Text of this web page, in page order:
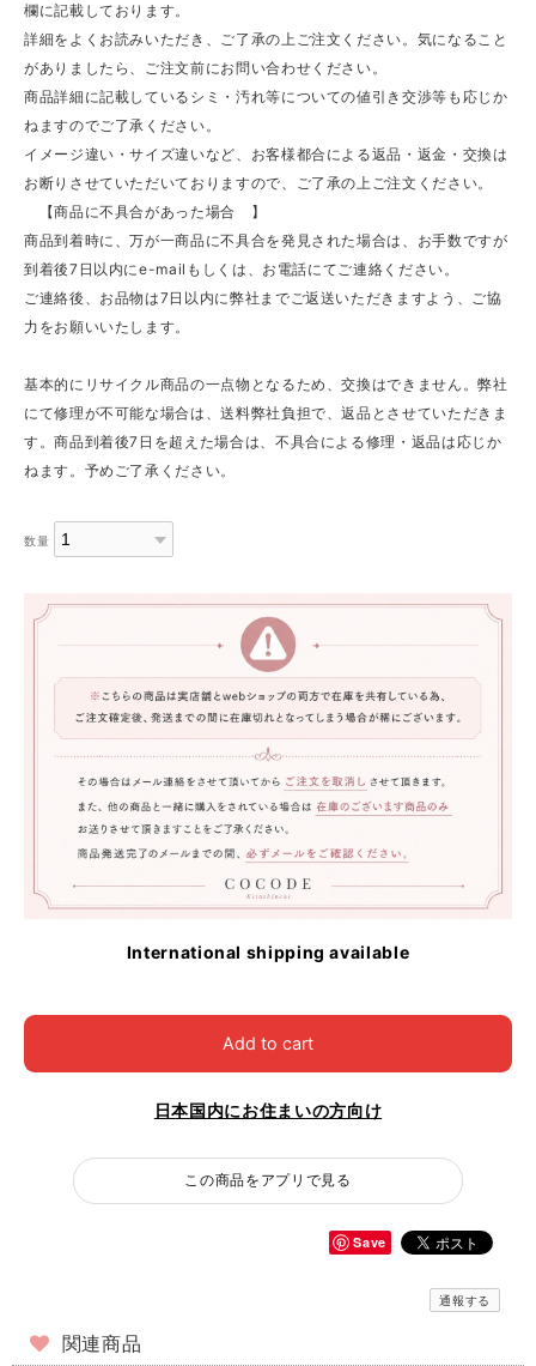
欄に記載しております。
詳細をよくお読みいただき、ご了承の上ご注文ください。気になること
がありましたら、ご注文前にお問い合わせください。
商品詳細に記載しているシミ・汚れ等についての値引き交渉等も応じか
ねますのでご了承ください。
イメージ違い・サイズ違いなど、お客様都合による返品・返金・交換は
お断りさせていただいておりますので、ご了承の上ご注文ください。
【商品に不具合があった場合 】
商品到着時に、万が一商品に不具合を発見された場合は、お手数ですが
到着後7日以内にe-mailもしくは、お電話にてご連絡ください。
ご連絡後、お品物は7日以内に弊社までご返送いただきますよう、ご協
力をお願いいたします。
基本的にリサイクル商品の一点物となるため、交換はできません。弊社
にて修理が不可能な場合は、送料弊社負担で、返品とさせていただきま
す。商品到着後7日を超えた場合は、不具合による修理・返品は応じか
ねます。予めご了承ください。
数量
International shipping available
Add to cart
日本国内にお住まいの方向け
この商品をアプリで見る
Save
通報する
関連商品